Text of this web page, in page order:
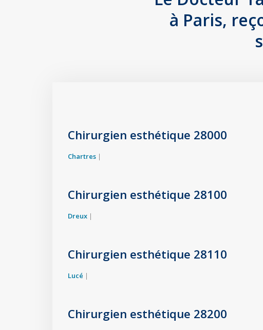
à Paris,
Chirurgien esthétique 28000
Chartres |
Chirurgien esthétique 28100
Dreux |
Chirurgien esthétique 28110
Lucé |
Chirurgien esthétique 28200